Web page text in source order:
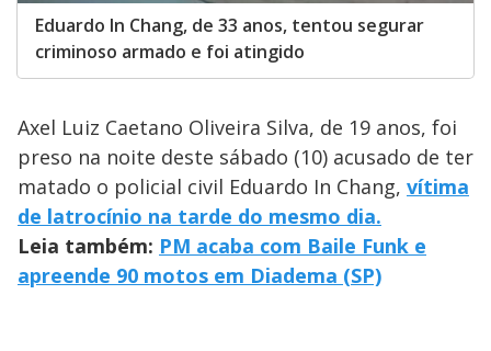
Eduardo In Chang, de 33 anos, tentou segurar
criminoso armado e foi atingido
Axel Luiz Caetano Oliveira Silva, de 19 anos, foi
preso na noite deste sábado (10) acusado de ter
matado o policial civil Eduardo In Chang, vítima
de latrocínio na tarde do mesmo dia.
Leia também: PM acaba com Baile Funk e
apreende 90 motos em Diadema (SP)